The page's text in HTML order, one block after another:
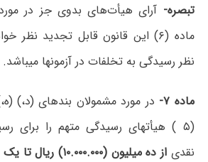
تبصره- آرای هیأت‌های بدوی جز در
ماده (۶) این قانون قابل تجدید
نظر رسیدگی به تخلفات در آزمونها میباشد.
ماده ۷-
در مورد مشمولان بندهای (د،)
(۵ ) هیأتهای رسیدگی متهم را برای
نقدی